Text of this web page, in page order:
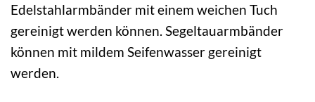
Edelstahlarmbänder mit einem weichen Tuch
gereinigt werden können. Segeltauarmbänder
können mit mildem Seifenwasser gereinigt
werden.